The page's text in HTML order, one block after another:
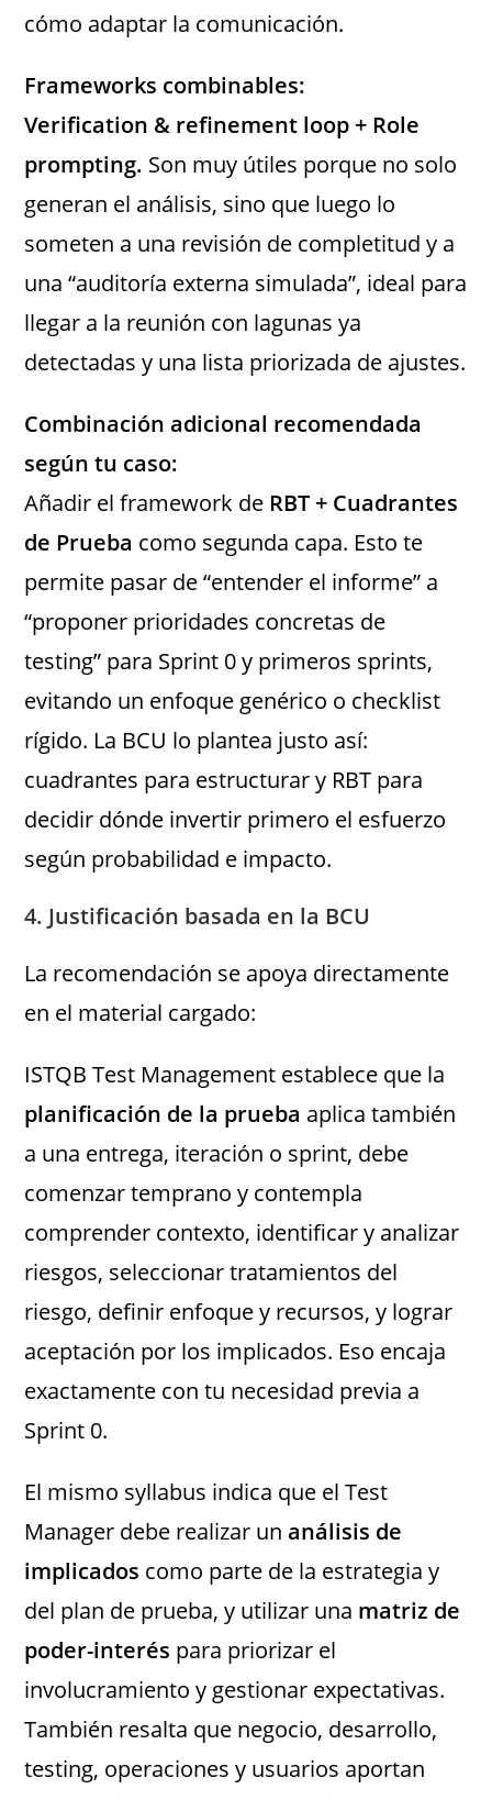
cómo adaptar la comunicación.
Frameworks combinables:
Verification & refinement loop + Role
prompting. Son muy útiles porque no solo
generan el análisis, sino que luego lo
someten a una revisión de completitud y a
una “auditoría externa simulada”, ideal para
llegar a la reunión con lagunas ya
detectadas y una lista priorizada de ajustes.
Combinación adicional recomendada
según tu caso:
Añadir el framework de RBT + Cuadrantes
de Prueba como segunda capa. Esto te
permite pasar de “entender el informe” a
“proponer prioridades concretas de
testing” para Sprint 0 y primeros sprints,
evitando un enfoque genérico o checklist
rígido. La BCU lo plantea justo así:
cuadrantes para estructurar y RBT para
decidir dónde invertir primero el esfuerzo
según probabilidad e impacto.
4. Justificación basada en la BCU
La recomendación se apoya directamente
en el material cargado:
ISTQB Test Management establece que la
planificación de la prueba aplica también
a una entrega, iteración o sprint, debe
comenzar temprano y contempla
comprender contexto, identificar y analizar
riesgos, seleccionar tratamientos del
riesgo, definir enfoque y recursos, y lograr
aceptación por los implicados. Eso encaja
exactamente con tu necesidad previa a
Sprint 0.
El mismo syllabus indica que el Test
Manager debe realizar unanálisis de
implicados como parte de la estrategia y
del plan de prueba, y utilizar una matriz de
poder-interés para priorizar el
involucramiento y gestionar expectativas.
También resalta que negocio, desarrollo,
testing, operaciones y usuarios aportan